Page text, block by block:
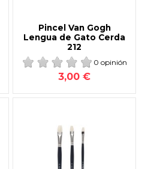
Pincel Van Gogh
Lengua de Gato Cerda
212
0 opinión
3,00 €